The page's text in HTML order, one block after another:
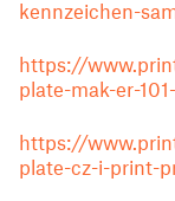
kennzeichen-
https://
plate-mak-er-
https://
plate-cz-i-print-